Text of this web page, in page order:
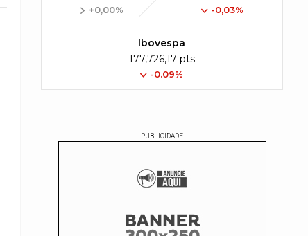
+0,00% -0,03%
Ibovespa
177,726,17 pts
-0.09%
PUBLICIDADE